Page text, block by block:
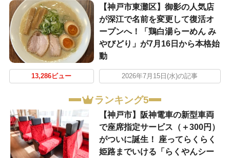
【神戸市東灘区】御影の人気店
が深江で名前を変更して復活オ
ープンへ！「鶏白湯らーめん み
やびどり」が7月16日から本格始
動
13,286ビュー 2026年7月15日(水)の記事
ランキング5
【神戸市】阪神電車の新型車両
で座席指定サービス（＋300円）
がついに誕生！ 座ってらくらく
姫路までいける「らくやんシー